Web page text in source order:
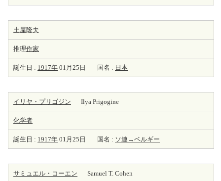
土屋隆夫
推理作家
誕生日 : 1917年 01月25日 国名 : 日本
イリヤ・プリゴジン Ilya Prigogine
化学者
誕生日 : 1917年 01月25日 国名 : ソ連→ベルギー
サミュエル・コーエン Samuel T. Cohen